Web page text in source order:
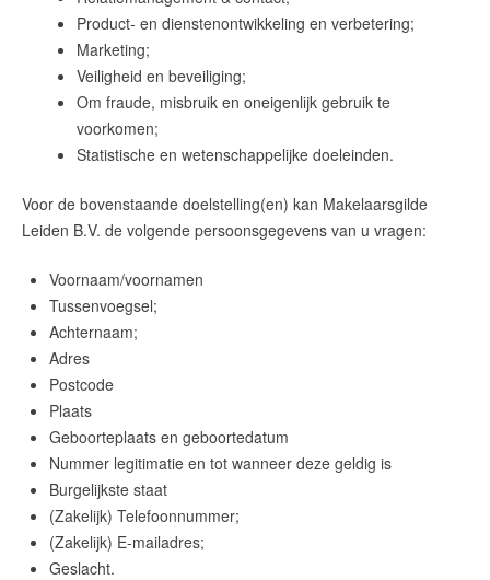
Product- en dienstenontwikkeling en verbetering;
Marketing;
Veiligheid en beveiliging;
Om fraude, misbruik en oneigenlijk gebruik te
voorkomen;
Statistische en wetenschappelijke doeleinden.
Voor de bovenstaande doelstelling(en) kan Makelaarsgilde
Leiden B.V. de volgende persoonsgegevens van u vragen:
Voornaam/voornamen
Tussenvoegsel;
Achternaam;
Adres
Postcode
Plaats
Geboorteplaats en geboortedatum
Nummer legitimatie en tot wanneer deze geldig is
Burgelijkste staat
(Zakelijk) Telefoonnummer;
(Zakelijk) E-mailadres;
Geslacht.